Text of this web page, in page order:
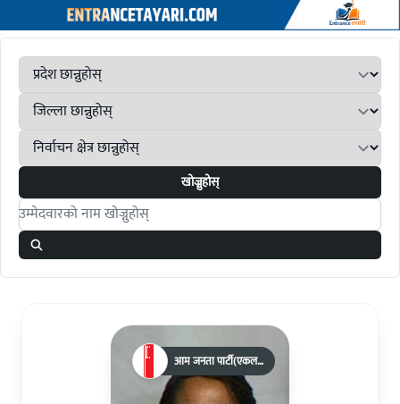
खोज्नुहोस्
Search candidates
आम जनता पार्टी(एकल
चुनाव चिन्ह)